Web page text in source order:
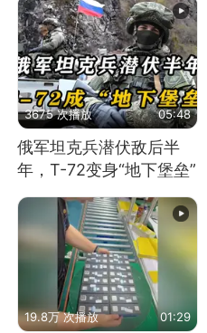
3675 次播放 05:48
俄军坦克兵潜伏敌后半
年，T-72变身“地下堡垒”
19.8万 次播放 01:29